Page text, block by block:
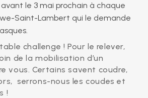
le 3 mai prochain à chaque
Saint-Lambert qui le demande
challenge ! Pour le relever,
de la mobilisation d’un
vous. Certains savent coudre,
serrons-nous les coudes et
!